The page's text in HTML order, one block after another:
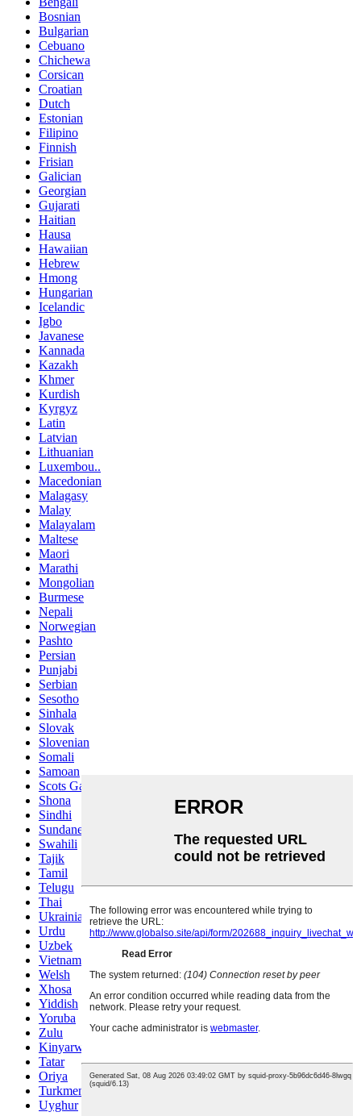
Bosnian
Bulgarian
Cebuano
Chichewa
Corsican
Croatian
Dutch
Estonian
Filipino
Finnish
Frisian
Galician
Georgian
Gujarati
Haitian
Hausa
Hawaiian
Hebrew
Hmong
Hungarian
Icelandic
Igbo
Javanese
Kannada
Kazakh
Khmer
Kurdish
Kyrgyz
Latin
Latvian
Lithuanian
Luxembou..
Macedonian
Malagasy
Malay
Malayalam
Maltese
Maori
Marathi
Mongolian
Burmese
Nepali
Norwegian
Pashto
Persian
Punjabi
Serbian
Sesotho
Sinhala
Slovak
Slovenian
Somali
Samoan
Scots Gaelic
Shona
Sindhi
Sundanese
Swahili
Tajik
Tamil
Telugu
Thai
Ukrainian
Urdu
Uzbek
Vietnamese
Welsh
Xhosa
Yiddish
Yoruba
Zulu
Kinyarwanda
Tatar
Oriya
Turkmen
Uyghur